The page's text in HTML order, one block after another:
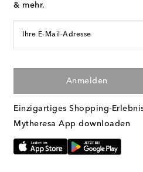
& mehr.
Ihre E-Mail-Adresse
Anmelden
Einzigartiges Shopping-
Mytheresa App downloaden